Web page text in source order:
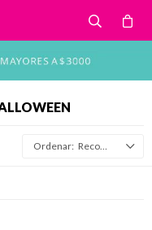
Recomendados